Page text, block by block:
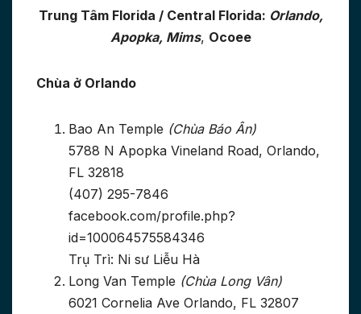
Trung Tâm Florida / Central Florida: Orlando,
Apopka, Mims, Ocoee
Chùa ở Orlando
Bao An Temple (Chùa Báo Ân)
5788 N Apopka Vineland Road, Orlando,
FL 32818
(407) 295-7846
facebook.com/profile.php?
id=100064575584346
Trụ Trì: Ni sư Liễu Hà
Long Van Temple (Chùa Long Vân)
6021 Cornelia Ave Orlando, FL 32807